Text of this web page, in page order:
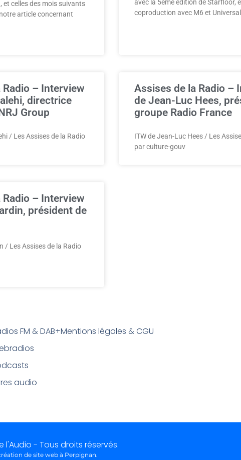
et celles des mois suivants
article concernant
avec la 5ème édition de Starfloor,
coproduction avec M6 et
– Interview
directrice
Group
/ Les Assises de la Radio
Assises de la Radio –
de Jean-Luc Hees,
groupe Radio France
ITW de Jean-Luc Hees / Les
par culture-gouv
– Interview
président de
/ Les Assises de la Radio
FM & DAB+
audio
Mentions légales & CGU
l'Audio - Tous droits réservés.
de site web à Perpignan.